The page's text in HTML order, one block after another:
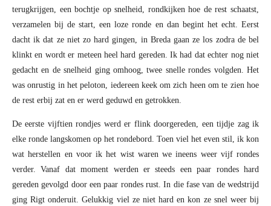
terugkrijgen, een bochtje op snelheid, rondkijken hoe de rest schaatst,
verzamelen bij de start, een loze ronde en dan begint het echt. Eerst
dacht ik dat ze niet zo hard gingen, in Breda gaan ze los zodra de bel
klinkt en wordt er meteen heel hard gereden. Ik had dat echter nog niet
gedacht en de snelheid ging omhoog, twee snelle rondes volgden. Het
was onrustig in het peloton, iedereen keek om zich heen om te zien hoe
de rest erbij zat en er werd geduwd en getrokken.
De eerste vijftien rondjes werd er flink doorgereden, een tijdje zag ik
elke ronde langskomen op het rondebord. Toen viel het even stil, ik kon
wat herstellen en voor ik het wist waren we ineens weer vijf rondes
verder. Vanaf dat moment werden er steeds een paar rondes hard
gereden gevolgd door een paar rondes rust. In die fase van de wedstrijd
ging Rigt onderuit. Gelukkig viel ze niet hard en kon ze snel weer bij